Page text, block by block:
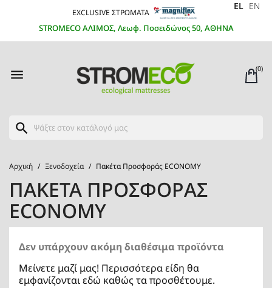
EXCLUSIVE ΣΤΡΩΜΑΤΑ
STROMECO ΑΛΙΜΟΣ, Λεωφ. Ποσειδώνος 50, ΑΘΗΝΑ
EL EN
 (0)
search
Αρχική Ξενοδοχεία Πακέτα Προσφοράς ECONOMY
ΠΑΚΈΤΑ ΠΡΟΣΦΟΡΆΣ
ECONOMY
Δεν υπάρχουν ακόμη διαθέσιμα προϊόντα
Μείνετε μαζί μας! Περισσότερα είδη θα
εμφανίζονται εδώ καθώς τα προσθέτουμε.